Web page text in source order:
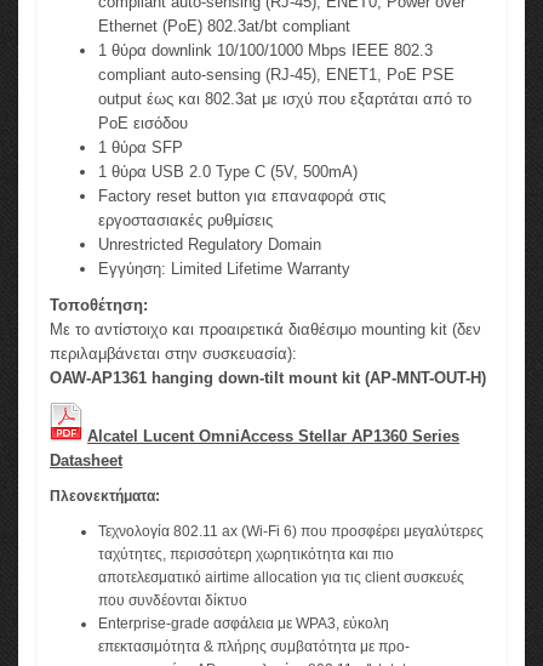
Ethernet (PoE) 802.3at/bt compliant
1 θύρα downlink 10/100/1000 Mbps IEEE 802.3
compliant auto-sensing (RJ-45), ENET1, PoE PSE
output έως και 802.3at με ισχύ που εξαρτάται από το
PoE εισόδου
1 θύρα SFP
1 θύρα USB 2.0 Type C (5V, 500mA)
Factory reset button για επαναφορά στις
εργοστασιακές ρυθμίσεις
Unrestricted Regulatory Domain
Εγγύηση: Limited Lifetime Warranty
Τοποθέτηση:
Με το αντίστοιχο και προαιρετικά διαθέσιμο mounting kit (δεν
περιλαμβάνεται στην συσκευασία):
OAW-AP1361 hanging down-tilt mount kit (AP-MNT-OUT-H)
Alcatel Lucent OmniAccess Stellar AP1360 Series
Datasheet
Πλεονεκτήματα:
Τεχνολογία 802.11 ax (Wi-Fi 6) που προσφέρει μεγαλύτερες
ταχύτητες, περισσότερη χωρητικότητα και πιο
αποτελεσματικό airtime allocation για τις client συσκευές
που συνδέονται δίκτυο
Enterprise-grade ασφάλεια με WPA3, εύκολη
επεκτασιμότητα & πλήρης συμβατότητα με προ-